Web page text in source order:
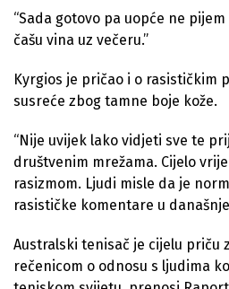
“Sada gotovo pa uopće ne
čašu vina uz večeru.”
Kyrgios je pričao i o rasističkim
susreće zbog tamne boje kože.
“Nije uvijek lako vidjeti sve te
društvenim mrežama. Cijelo
rasizmom. Ljudi misle da je
rasističke komentare u
Australski tenisač je cijelu priču
rečenicom o odnosu s ljudima